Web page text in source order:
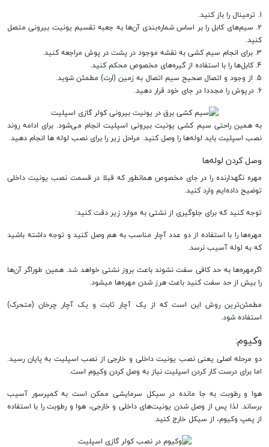
1. ترمینال را باز کنید.
2. سیم‌های کابل را بر اساس شماره‌بندی آن‌ها به جعبه تقسیم یونیت بیرونی متصل
کنید.
3. برای انجام سیم کشی به نقشه موجود در پشت در پوش مراجعه کنید.
4. کابل‌ها را با استفاده از گیره‌های مخصوص محکم کنید.
5. از وجود و اتصال صحیح سیم اتصال به زمین (ارت) مطمئن شوید.
6. درپوش را مجددا در جای خود قرار دهید.
به همین راحتی سیم کشی یونیت بیرونی اسپلیت انجام می‌شود. برای ادامه روند
نصب اسپلیت باید لوله‌ها را وصل کنید. مراحل زیر را برای نصب لوله ها انجام دهید.
وصل کردن لوله‌ها
مهره نگهدارنده را در جای مخصوص همانطور که قبلا در قسمت نصب یونیت داخلی
توضیح داده‌ایم وارد کنید.
توجه کنید که برای جلوگیری از نشتی به موارد زیر دقت کنید:
مهره‌ها را با استفاده از دو عدد آچار مناسب به هم وصل کنید و توجه داشته باشید
که به لوله آسیب نرسد.
اگرمهره‌ها به حد کافی سفت نشوند باعث بروز نشتی خواهد شد. همین طوراگر آن‌ها
را بیش از حد سفت کنید باعث هرز شدن مهره‌ها میشود.
مطمئن‌ترین روش این است که از یک آچار ثابت و یک آچار چرخان (متحرک)
استفاده شود.
وکیوم:
دو مرحله اصلی یعنی نصب یونیت داخلی و خارجی از نصب اسپلیت به پایان رسید.
اما برای درست کار کردن اسپلیت نیاز به وصل کردن وکیوم است.
هوا و رطوبت به جا مانده در سیکل سرمایشی ممکن است به کمپرسور آسیب
برساند. لذا پس از وصل شدن یونیت‌های داخلی و خارجی، هوا و رطوبت را با استفاده
از پمپ وکیوم، از سیکل خارج کنید.